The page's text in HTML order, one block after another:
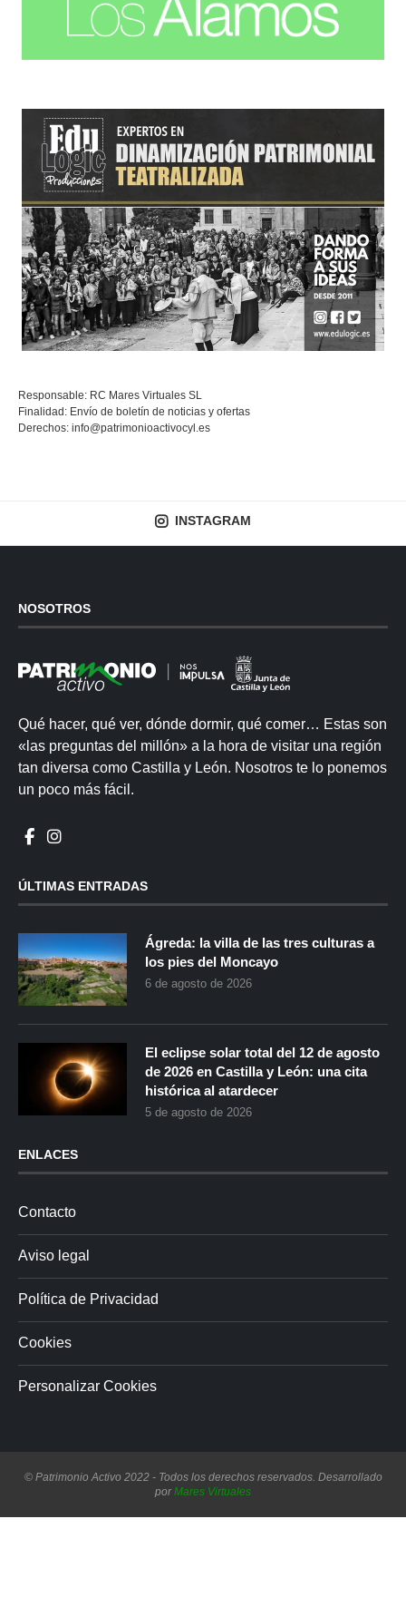
Responsable: RC Mares Virtuales SL
Finalidad: Envío de boletín de noticias y ofertas
Derechos: info@patrimonioactivocyl.es
INSTAGRAM
NOSOTROS
Qué hacer, qué ver, dónde dormir, qué comer… Estas son
«las preguntas del millón» a la hora de visitar una región
tan diversa como Castilla y León. Nosotros te lo ponemos
un poco más fácil.
ÚLTIMAS ENTRADAS
Ágreda: la villa de las tres culturas a
los pies del Moncayo
6 de agosto de 2026
El eclipse solar total del 12 de agosto
de 2026 en Castilla y León: una cita
histórica al atardecer
5 de agosto de 2026
ENLACES
Contacto
Aviso legal
Política de Privacidad
Cookies
Personalizar Cookies
© Patrimonio Activo 2022 - Todos los derechos reservados. Desarrollado
porMares Virtuales